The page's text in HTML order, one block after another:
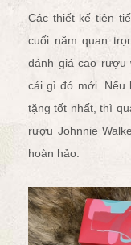
Các thiết kế tiên
cuối năm quan
đánh giá cao rượu
cái gì đó mới. Nếu
tặng tốt nhất, thì
rượu Johnnie
hoàn hảo.